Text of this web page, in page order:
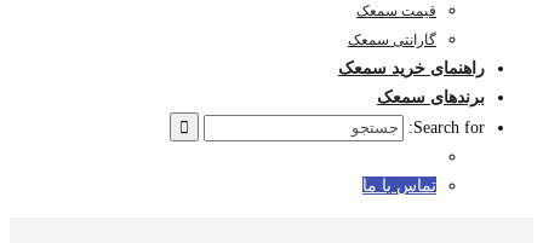
قیمت سمعک
گارانتی سمعک
راهنمای خرید سمعک
برندهای سمعک
Search for:
تماس با ما